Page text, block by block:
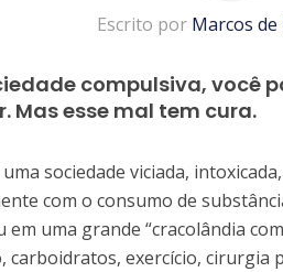
Escrito por Marcos
compulsiva, você
Mas esse mal tem cura.
sociedade viciada,
com o consumo de
uma grande “cracolândia
carboidratos, exercício, cirurgia